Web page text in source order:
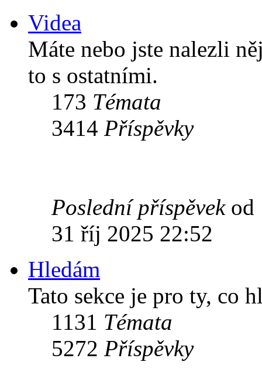
Videa
Máte nebo jste nalezli
to s ostatními.
173 Témata
3414 Příspěvky
Poslední příspěvekod
31 říj 2025 22:52
Hledám
Tato sekce je pro ty, co
1131 Témata
5272 Příspěvky